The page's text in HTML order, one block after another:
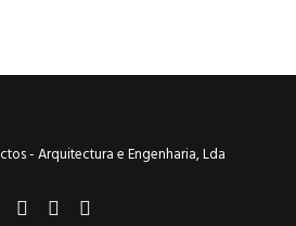
- Arquitectura e Engenharia, Lda